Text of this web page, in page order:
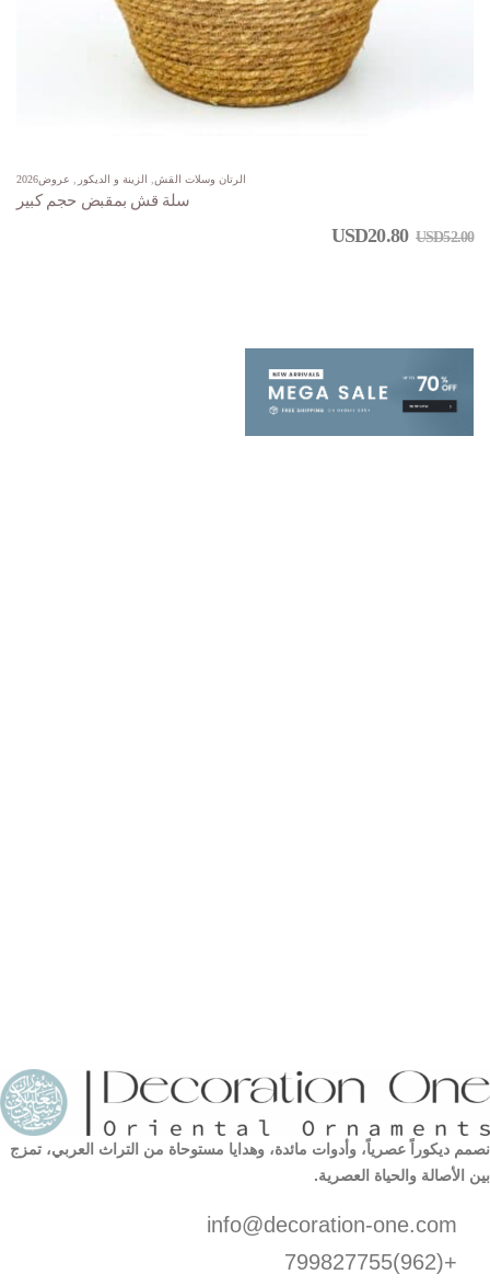
الرتان وسلات القش الزينة و الديكور عروض2026
سلة قش بمقبض حجم كبير
USD52.00
USD20.80
نصمم ديكوراً عصرياً، وأدوات مائدة، وهدايا مستوحاة من التراث العربي، تمزج
بين الأصالة والحياة العصرية.
info@decoration-one.com
+(962)799827755